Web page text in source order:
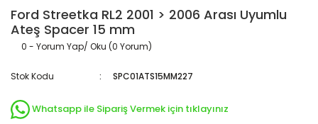
Ford Streetka RL2 2001 > 2006 Arası Uyumlu
Ateş Spacer 15 mm
0 - Yorum Yap/ Oku (0 Yorum)
Stok Kodu SPC01ATS15MM227
Whatsapp ile Sipariş Vermek için tıklayınız